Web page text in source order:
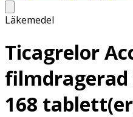
Läkemedel
Ticagrelor
168